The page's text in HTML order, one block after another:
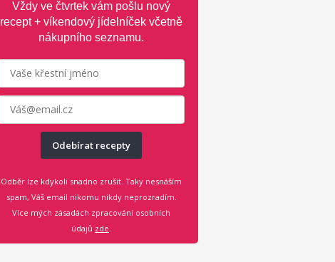
Vždy ve čtvrtek vám pošlu nový
recept + víkendový jídelníček včetně
nákupního seznamu.
Odebírat recepty
Odběr lze kdykoli snadno zrušit. Taky nesnáším
spam, Váš email nikomu nikdy neprozradím.
Více mých zásadách zpracování osobních
údajů zde